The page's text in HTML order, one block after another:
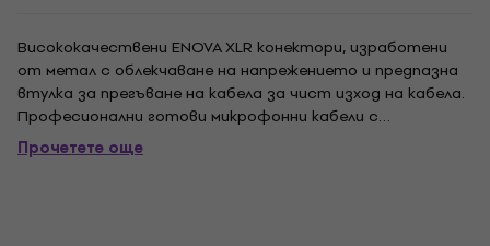
Висококачествени ENOVA XLR конектори, изработени
от метал с облекчаване на напрежението и предпазна
втулка за прегъване на кабела за чист изход на кабела.
Професионални готови микрофонни кабели с
допълнителна изолация върху всеки проводник при
запоения контакт. Ръчно изработените продукти се
Прочетете още